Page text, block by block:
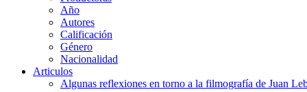
Año
Autores
Calificación
Género
Nacionalidad
Articulos
Algunas reflexiones en torno a la filmografía de Juan